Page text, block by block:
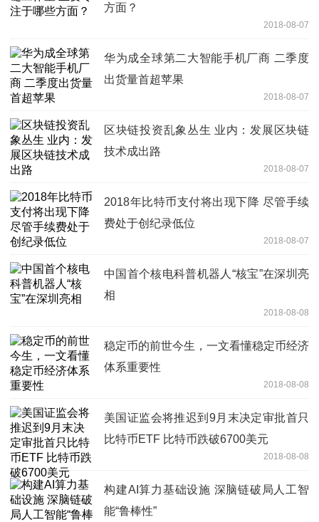
方面？
2018-08-07
华为成全球第二大智能手机厂商 二季度
出货量首超苹果
2018-08-07
区块链投资乱象丛生 业内：发展区块链
技术成出路
2018-08-07
2018年比特币支付将出现下降 尽管手续
费处于创纪录低位
2018-08-07
中国首个核电科普机器人“核宝”在深圳亮
相
2018-08-08
稳定币的前世今生，一文看懂稳定币经济
体系重要性
2018-08-08
美国证监会将推迟到9月末决定审批首只
比特币ETF 比特币跌破6700美元
2018-08-08
构建AI算力基础设施 深脑链破局人工智
能“鲁棒性”